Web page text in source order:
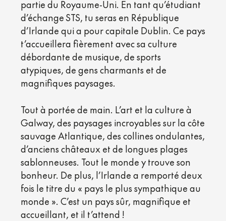
partie du Royaume-Uni. En tant qu’étudiant
d’échange STS, tu seras en République
d’Irlande qui a pour capitale Dublin. Ce pays
t’accueillera fièrement avec sa culture
débordante de musique, de sports
atypiques, de gens charmants et de
magnifiques paysages.
Tout à portée de main. L’art et la culture à
Galway, des paysages incroyables sur la côte
sauvage Atlantique, des collines ondulantes,
d’anciens châteaux et de longues plages
sablonneuses. Tout le monde y trouve son
bonheur. De plus, l’Irlande a remporté deux
fois le titre du « pays le plus sympathique au
monde ». C’est un pays sûr, magnifique et
accueillant, et il t’attend !